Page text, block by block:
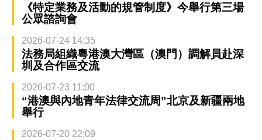
《特定業務及活動的規管制度》今舉行第三場
公眾諮詢會
2026-07-24 14:35
法務局組織粵港澳大灣區（澳門）調解員赴深
圳及合作區交流
2026-07-23 11:00
“港澳與內地青年法律交流周”北京及新疆兩地
舉行
2026-07-20 22:09